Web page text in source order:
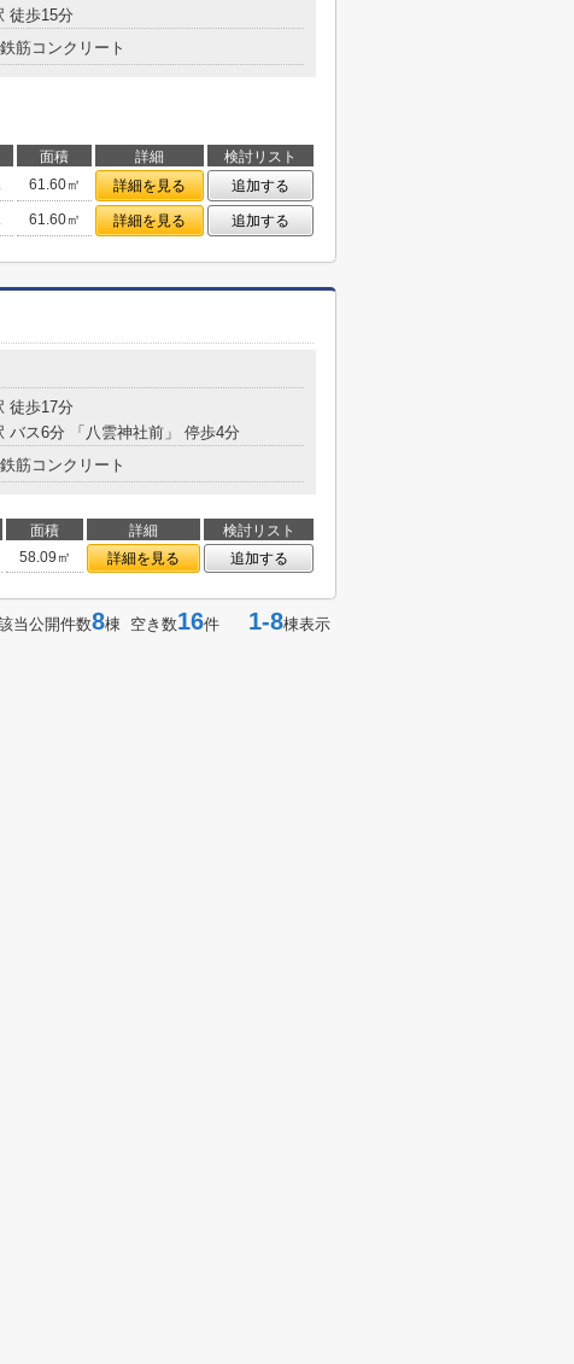
徒歩15分
鉄筋コンクリート
面積 詳細
検討リスト
61.60㎡ 詳細を見る
追加する
61.60㎡ 詳細を見る 追加する
徒歩17分
バス6分 「八雲神社前」 停歩4分
鉄筋コンクリート
面積 詳細
検討リスト
58.09㎡ 詳細を見る 追加する
当公開件数8棟 空き数16件 1-8棟表示